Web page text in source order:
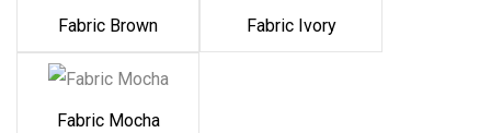
Fabric Brown Fabric Ivory
Fabric Mocha